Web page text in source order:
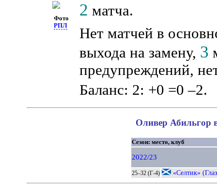
Фото
РПЛ
2 матча.
Нет матчей в
выхода на замену, 3
предупреждений,
Баланс: 2: +0 =0 –2.
Оливер Абильгор
Сезон: место, клуб
2022/23
25–32 (Г-4) «Селтик»